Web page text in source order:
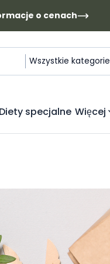
o cenach
Kategorie
Wszystkie kategorie
Diety specjalne Więcej